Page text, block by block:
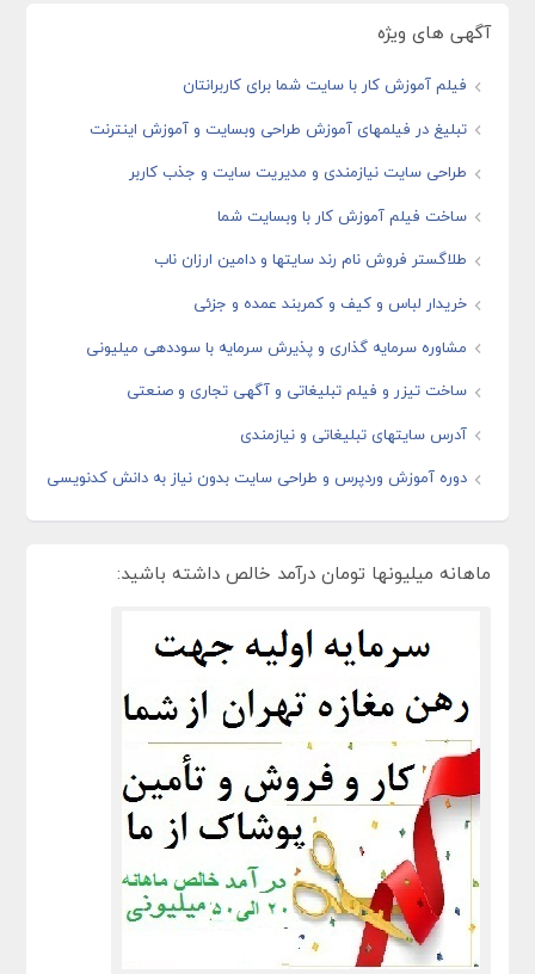
آگهی های ویژه
فیلم آموزش کار با سایت شما برای کاربرانتان
تبلیغ در فیلمهای آموزش طراحی وبسایت و آموزش اینترنت
طراحی سایت نیازمندی و مدیریت سایت و جذب کاربر
ساخت فیلم آموزش کار با وبسایت شما
طلاگستر فروش نام رند سایتها و دامین ارزان ناب
خریدار لباس و کیف و کمربند عمده و جزئی
مشاوره سرمایه گذاری و پذیرش سرمایه با سوددهی میلیونی
ساخت تیزر و فیلم تبلیغاتی و آگهی تجاری و صنعتی
آدرس سایتهای تبلیغاتی و نیازمندی
دوره آموزش وردپرس و طراحی سایت بدون نیاز به دانش کدنویسی
ماهانه میلیونها تومان درآمد خالص داشته باشید: